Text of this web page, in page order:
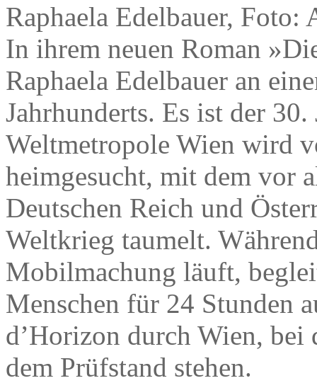
Raphaela Edelbauer,
In ihrem neuen Roman
Raphaela Edelbauer an
Jahrhunderts. Es ist der
Weltmetropole Wien wird
heimgesucht, mit dem vor
Deutschen Reich und
Weltkrieg taumelt.
Mobilmachung läuft,
Menschen für 24 Stunden
d’Horizon durch Wien, bei
dem Prüfstand stehen.